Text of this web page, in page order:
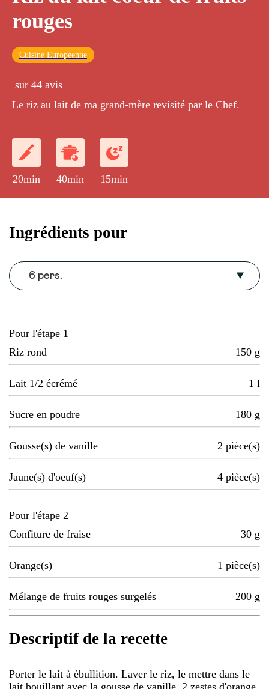
rouges
Cuisine Européenne
sur 44 avis
Le riz au lait de ma grand-mère revisité par le Chef.
20min 40min 15min
Ingrédients pour
6 pers.
Pour l'étape 1
Riz rond
150 g
Lait 1/2 écrémé 1 l
Sucre en poudre 180 g
Gousse(s) de vanille 2 pièce(s)
Jaune(s) d'oeuf(s) 4 pièce(s)
Pour l'étape 2
Confiture de fraise
30 g
Orange(s) 1 pièce(s)
Mélange de fruits rouges surgelés 200 g
Descriptif de la recette
Porter le lait à ébullition. Laver le riz, le mettre dans le
lait bouillant avec la gousse de vanille, 2 zestes d'orange